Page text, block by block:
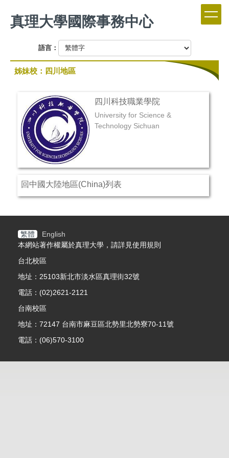
到
主
容
真理大學國際事務中心
語言：
姊妹校：四川地區
四川科技職業學院
University for Science &
Technology Sichuan
回中國大陸地區(China)列表
繁體
English
本網站著作權屬於真理大學，請詳見使用規則
台北校區
地址：25103新北市淡水區真理街32號
電話：(02)2621-2121
台南校區
地址：72147 台南市麻豆區北勢里北勢寮70-11號
電話：(06)570-3100